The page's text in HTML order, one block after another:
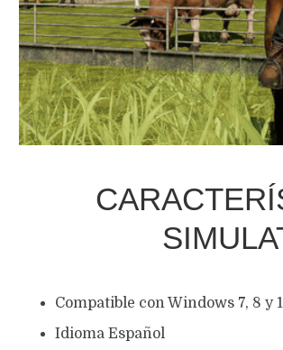
Compatible con Windows 7, 8 y
Idioma Español